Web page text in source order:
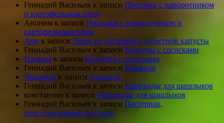
Геннадий Васильев к записи Пирожки с папоротником
и картофельным пюре
Аноним к записи Пирожки с папоротником и
картофельным пюре
Ани к записи Пюре из пастернака и цветной капусты
Геннадий Васильев к записи Колдуны с сосисками
Наталья к записи Колдуны с сосисками
Геннадий Васильев к записи Хинкали
Людмила к записи Хинкали
Геннадий Васильев к записи Маринады для шашлыков
константин к записи Маринады для шашлыков
Геннадий Васильев к записи Пастернак,
приготовленный на гриле